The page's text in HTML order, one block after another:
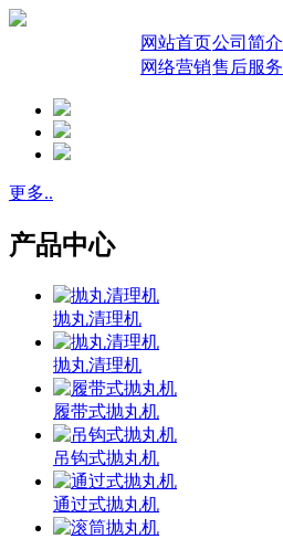
网站首页公司简介
网络营销售后服务
更多..
产品中心
抛丸清理机
抛丸清理机
履带式抛丸机
吊钩式抛丸机
通过式抛丸机